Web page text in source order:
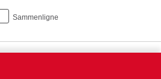
Sammenligne